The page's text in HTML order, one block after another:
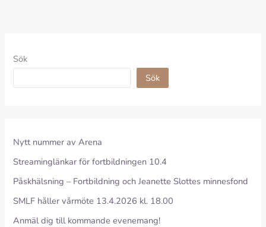
Sök
Sök
Nytt nummer av Arena
Streaminglänkar för fortbildningen 10.4
Påskhälsning – Fortbildning och Jeanette Slottes minnesfond
SMLF håller vårmöte 13.4.2026 kl. 18.00
Anmäl dig till kommande evenemang!